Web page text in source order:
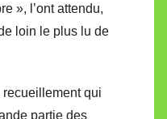
», l’ont attendu,
loin le plus lu de
recueillement qui
partie des